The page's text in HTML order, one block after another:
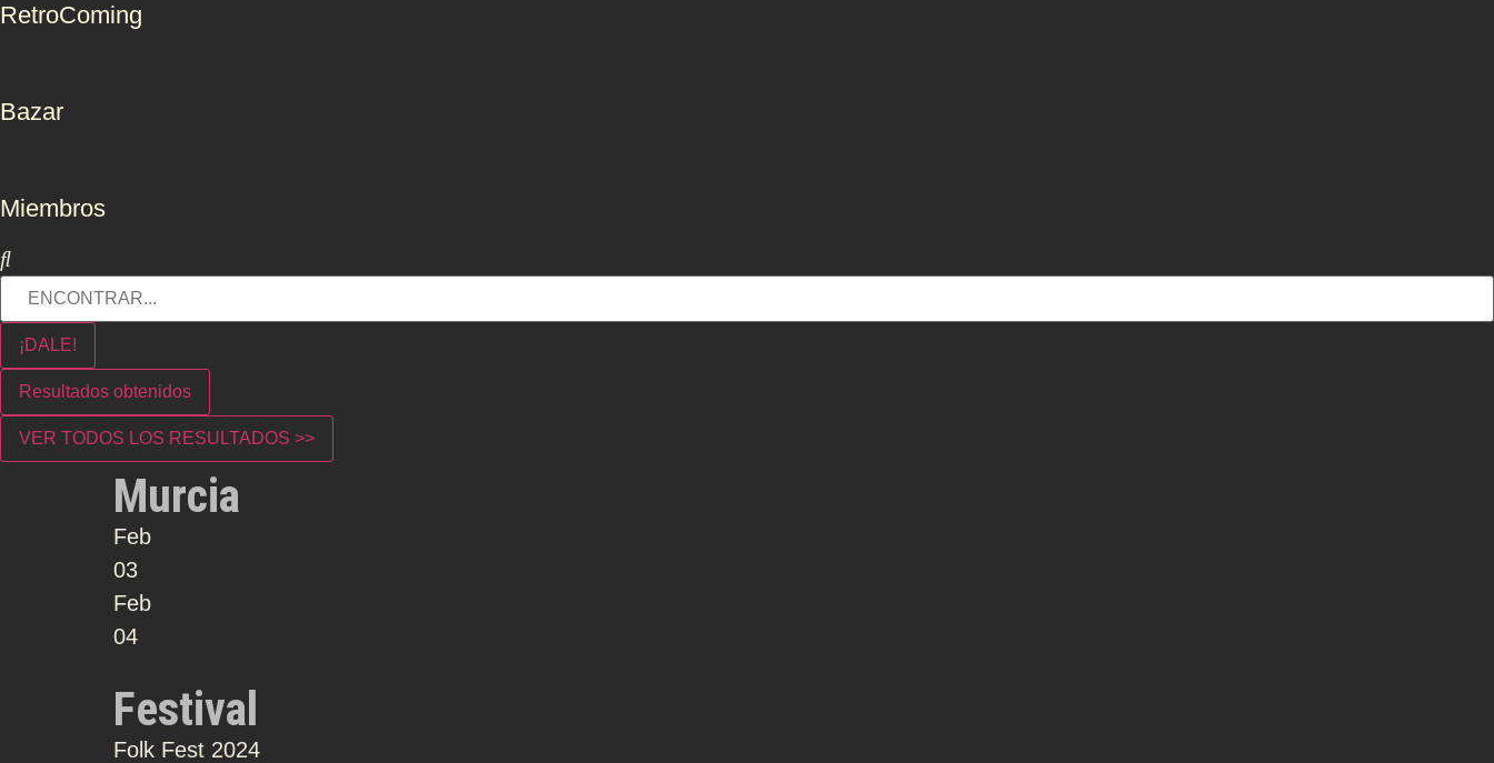
RetroComing
Bazar
Miembros
¡DALE!
Resultados obtenidos
VER TODOS LOS RESULTADOS >>
Murcia
Feb
03
Feb
04
Festival
Folk Fest 2024